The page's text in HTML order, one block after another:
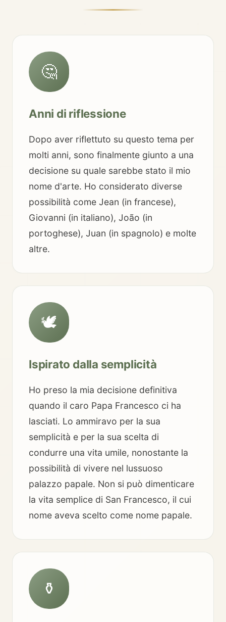
🤔
Anni di riflessione
Dopo aver riflettuto su questo tema per
molti anni, sono finalmente giunto a una
decisione su quale sarebbe stato il mio
nome d'arte. Ho considerato diverse
possibilità come Jean (in francese),
Giovanni (in italiano), João (in
portoghese), Juan (in spagnolo) e molte
altre.
🕊️
Ispirato dalla semplicità
Ho preso la mia decisione definitiva
quando il caro Papa Francesco ci ha
lasciati. Lo ammiravo per la sua
semplicità e per la sua scelta di
condurre una vita umile, nonostante la
possibilità di vivere nel lussuoso
palazzo papale. Non si può dimenticare
la vita semplice di San Francesco, il cui
nome aveva scelto come nome papale.
⚱️